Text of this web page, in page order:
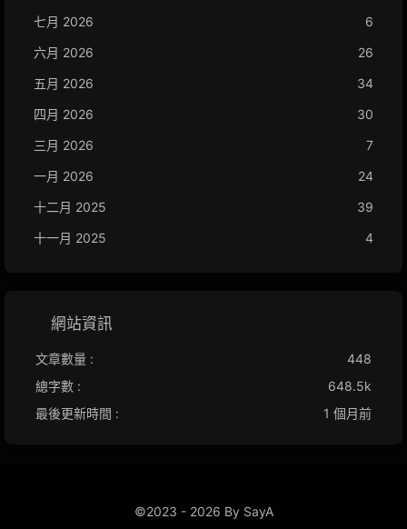
七月 2026
6
六月 2026
26
五月 2026
34
四月 2026
30
三月 2026
7
一月 2026
24
十二月 2025
39
十一月 2025
4
網站資訊
文章數量 :
448
總字數 :
648.5k
最後更新時間 :
1 個月前
©2023 - 2026 By SayA